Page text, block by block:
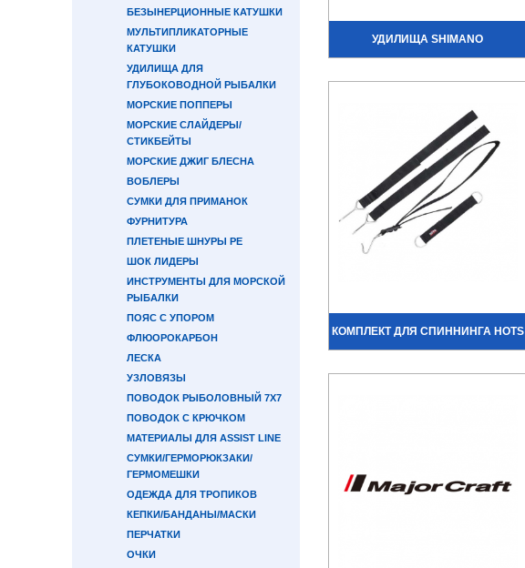
БЕЗЫНЕРЦИОННЫЕ КАТУШКИ
МУЛЬТИПЛИКАТОРНЫЕ
КАТУШКИ
УДИЛИЩА ДЛЯ
ГЛУБОКОВОДНОЙ РЫБАЛКИ
МОРСКИЕ ПОППЕРЫ
МОРСКИЕ СЛАЙДЕРЫ/
СТИКБЕЙТЫ
МОРСКИЕ ДЖИГ БЛЕСНА
ВОБЛЕРЫ
СУМКИ ДЛЯ ПРИМАНОК
ФУРНИТУРА
ПЛЕТЕНЫЕ ШНУРЫ PE
ШОК ЛИДЕРЫ
ИНСТРУМЕНТЫ ДЛЯ МОРСКОЙ
РЫБАЛКИ
ПОЯС С УПОРОМ
ФЛЮОРОКАРБОН
ЛЕСКА
УЗЛОВЯЗЫ
ПОВОДОК РЫБОЛОВНЫЙ 7Х7
ПОВОДОК С КРЮЧКОМ
МАТЕРИАЛЫ ДЛЯ ASSIST LINE
СУМКИ/ГЕРМОРЮКЗАКИ/
ГЕРМОМЕШКИ
ОДЕЖДА ДЛЯ ТРОПИКОВ
КЕПКИ/БАНДАНЫ/МАСКИ
ПЕРЧАТКИ
ОЧКИ
УДИЛИЩА SHIMANO
КОМПЛЕКТ ДЛЯ СПИННИНГА HOTS